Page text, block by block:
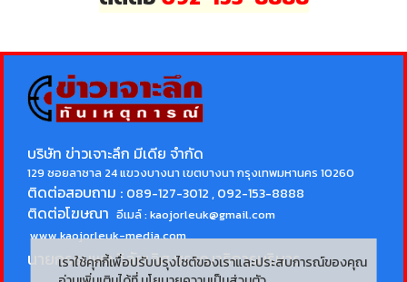
บริษัท ข่าวเจาะลึก มีเดีย จำกัด
129 ซอยลาซาล 24 แขวงบางนา เขตบางนา กรุงเทพมหานคร 10260
ติดต่อสอบถาม : 089-127-3012 , 092-153-8888
ติดต่อโฆษณา อีเมล์ :kaojorleuk@gmail.com
www.kaojorleuk-media.com
นายกรธนพล วิลัยเลิศบรรณาธิการบริหาร
เราใช้คุกกี้เพื่อปรับปรุงไซต์ของเราและประสบการณ์ของคุณ